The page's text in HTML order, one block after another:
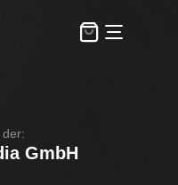
der:
GmbH